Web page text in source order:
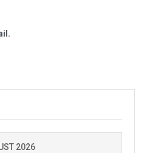
2026